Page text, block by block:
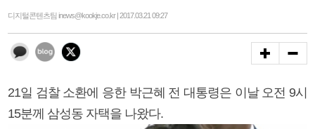
디지털콘텐츠팀 inews@kookje.co.kr | 2017.03.21 09:27
21일 검찰 소환에 응한 박근혜 전 대통령은 이날 오전 9시
15분께 삼성동 자택을 나왔다.